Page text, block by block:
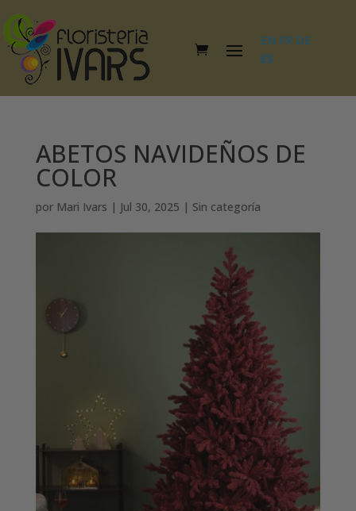
EN FR DE
ES
ABETOS NAVIDEÑOS DE
COLOR
por Mari Ivars | Jul 30, 2025 | Sin categoría